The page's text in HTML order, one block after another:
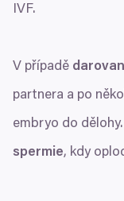
IVF.
V případě
partnera a po
embryo do
spermie, kdy